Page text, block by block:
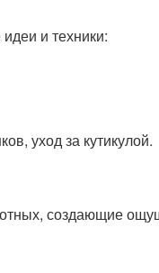
и техники:
уход за кутикулой.
создающие